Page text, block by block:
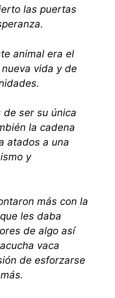
las puertas
animal era el
vida y de
de ser su única
la cadena
atados a una
y
más con la
les daba
de algo así
vaca
de esforzarse